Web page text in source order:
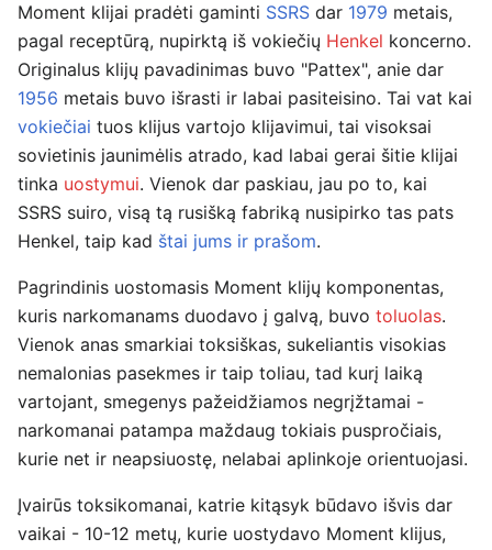
Moment klijai pradėti gaminti SSRS dar 1979 metais,
pagal receptūrą, nupirktą iš vokiečių Henkel koncerno.
Originalus klijų pavadinimas buvo "Pattex", anie dar
1956 metais buvo išrasti ir labai pasiteisino. Tai vat kai
vokiečiai tuos klijus vartojo klijavimui, tai visoksai
sovietinis jaunimėlis atrado, kad labai gerai šitie klijai
tinka uostymui. Vienok dar paskiau, jau po to, kai
SSRS suiro, visą tą rusišką fabriką nusipirko tas pats
Henkel, taip kad štai jums ir prašom.
Pagrindinis uostomasis Moment klijų komponentas,
kuris narkomanams duodavo į galvą, buvo toluolas.
Vienok anas smarkiai toksiškas, sukeliantis visokias
nemalonias pasekmes ir taip toliau, tad kurį laiką
vartojant, smegenys pažeidžiamos negrįžtamai -
narkomanai patampa maždaug tokiais puspročiais,
kurie net ir neapsiuostę, nelabai aplinkoje orientuojasi.
Įvairūs toksikomanai, katrie kitąsyk būdavo išvis dar
vaikai - 10-12 metų, kurie uostydavo Moment klijus,